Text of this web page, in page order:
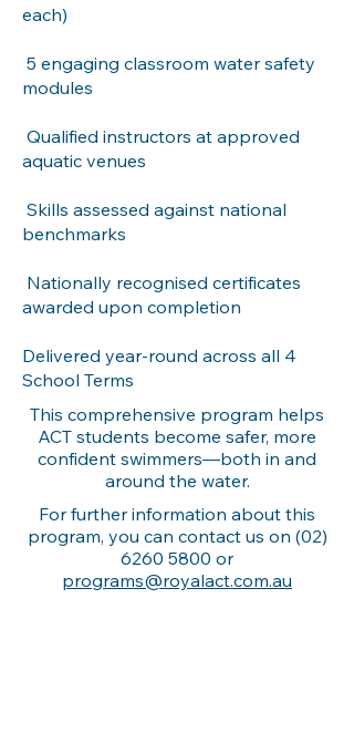
each)
5 engaging classroom water safety
modules
Qualified instructors at approved
aquatic venues
Skills assessed against national
benchmarks
Nationally recognised certificates
awarded upon completion
Delivered year-round across all 4
School Terms
This comprehensive program helps
ACT students become safer, more
confident swimmers—both in and
around the water.
For further information about this
program, you can contact us on (02)
6260 5800 or
programs@royalact.com.au